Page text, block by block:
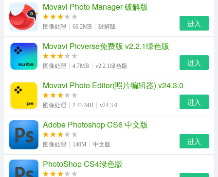
Movavi Photo Manager 破解版
图像处理 66.2MB 破解版 进入
Movavi Picverse免费版 v2.2.1绿色版
图像处理 4.7MB v2.2.1绿色版 进入
Movavi Photo Editor(照片编辑器) v24.3.0
图像处理 2.43 MB v24.3.0 进入
Adobe Photoshop CS6 中文版
图像处理 140M 中文版 进入
PhotoShop CS4绿色版